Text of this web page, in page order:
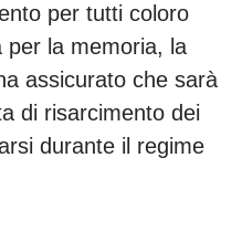
per tutti coloro
per la memoria, la
assicurato che sarà
di risarcimento dei
durante il regime